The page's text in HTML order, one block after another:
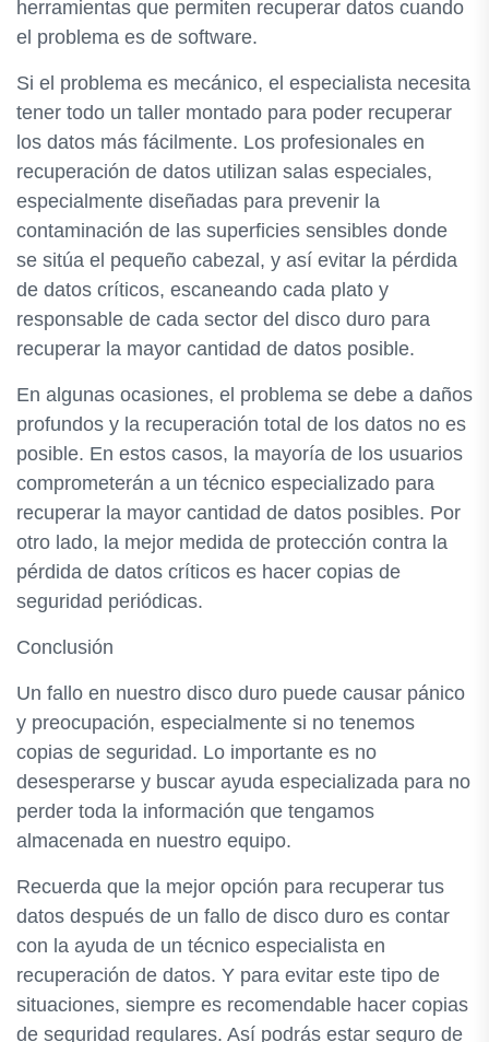
herramientas que permiten recuperar datos cuando
el problema es de software.
Si el problema es mecánico, el especialista necesita
tener todo un taller montado para poder recuperar
los datos más fácilmente. Los profesionales en
recuperación de datos utilizan salas especiales,
especialmente diseñadas para prevenir la
contaminación de las superficies sensibles donde
se sitúa el pequeño cabezal, y así evitar la pérdida
de datos críticos, escaneando cada plato y
responsable de cada sector del disco duro para
recuperar la mayor cantidad de datos posible.
En algunas ocasiones, el problema se debe a daños
profundos y la recuperación total de los datos no es
posible. En estos casos, la mayoría de los usuarios
comprometerán a un técnico especializado para
recuperar la mayor cantidad de datos posibles. Por
otro lado, la mejor medida de protección contra la
pérdida de datos críticos es hacer copias de
seguridad periódicas.
Conclusión
Un fallo en nuestro disco duro puede causar pánico
y preocupación, especialmente si no tenemos
copias de seguridad. Lo importante es no
desesperarse y buscar ayuda especializada para no
perder toda la información que tengamos
almacenada en nuestro equipo.
Recuerda que la mejor opción para recuperar tus
datos después de un fallo de disco duro es contar
con la ayuda de un técnico especialista en
recuperación de datos. Y para evitar este tipo de
situaciones, siempre es recomendable hacer copias
de seguridad regulares. Así podrás estar seguro de